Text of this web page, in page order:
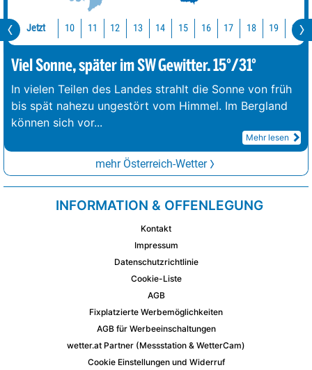
Jetzt 10 11 12 13 14 15 16 17 18 19 20
Viel Sonne, später im SW Gewitter. 15°/31°
In vielen Teilen des Landes strahlt die Sonne von früh
bis spät nahezu ungestört vom Himmel. Im Bergland
können sich vor...
Mehr lesen
mehr Österreich-Wetter
INFORMATION & OFFENLEGUNG
Kontakt
Impressum
Datenschutzrichtlinie
Cookie-Liste
AGB
Fixplatzierte Werbemöglichkeiten
AGB für Werbeeinschaltungen
wetter.at Partner (Messstation & WetterCam)
Cookie Einstellungen und Widerruf